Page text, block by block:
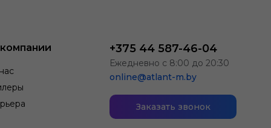
+375 44 587-46-04
Ежедневно с 8:00 до 20:30
online@atlant-m.by
Заказать звонок